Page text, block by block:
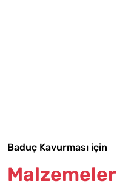
Baduç Kavurması için
Malzemeler